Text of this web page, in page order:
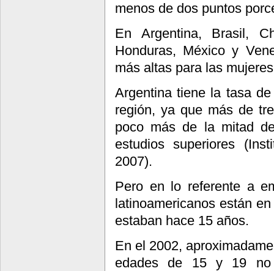
menos de dos puntos
En Argentina, Brasil,
Honduras, México y
más altas para las
Argentina tiene la tasa
región, ya que más de
poco más de la mitad
estudios superiores
2007).
Pero en lo referente a
latinoamericanos están
estaban hace 15 años.
En el 2002,
edades de 15 y 19 no